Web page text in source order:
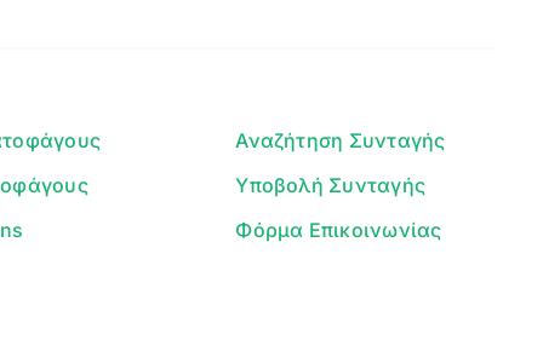
Αναζήτηση Συνταγής
Υποβολή Συνταγής
Φόρμα Επικοινωνίας